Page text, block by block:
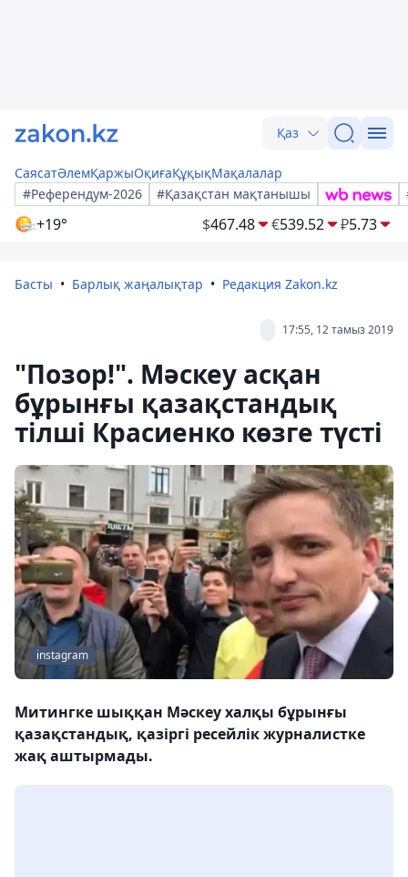
Қаз
СаясатӘлемҚаржыОқиғаҚұқықМақалалар
#Референдум-2026
#Қазақстан мақтанышы
+19° $467.48 €539.52 ₽5.73
Басты Барлық жаңалықтар Редакция Zakon.kz
17:55, 12 тамыз 2019
"Позор!". Мәскеу асқан
бұрынғы қазақстандық
тілші Красиенко көзге түсті
instagram
Митингке шыққан Мәскеу халқы бұрынғы
қазақстандық, қазіргі ресейлік журналистке
жақ аштырмады.